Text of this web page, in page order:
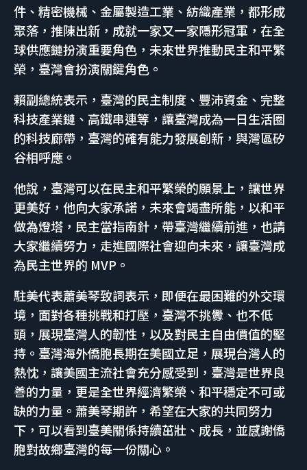
件、精密機械、金屬製造工業、紡織產業，都形成
聚落，推陳出新，成就一家又一家隱形冠軍，在全
球供應鏈扮演重要角色，未來世界推動民主和平繁
榮，臺灣會扮演關鍵角色。
賴副總統表示，臺灣的民主制度、豐沛資金、完整
科技產業鏈、高鐵串連等，讓臺灣成為一日生活圈
的科技廊帶，臺灣的確有能力發展創新，與灣區矽
谷相呼應。
他說，臺灣可以在民主和平繁榮的願景上，讓世界
更美好，他向大家承諾，未來會竭盡所能，以和平
做為燈塔，民主當指南針，帶臺灣繼續前進，也請
大家繼續努力，走進國際社會迎向未來，讓臺灣成
為民主世界的 MVP。
駐美代表蕭美琴致詞表示，即便在最困難的外交環
境，面對各種挑戰和打壓，臺灣不挑釁、也不低
頭，展現臺灣人的韌性，以及對民主自由價值的堅
持。臺灣海外僑胞長期在美國立足，展現台灣人的
熱忱，讓美國主流社會充分感受到，臺灣是世界良
善的力量，更是全世界經濟繁榮、和平穩定不可或
缺的力量。蕭美琴期許，希望在大家的共同努力
下，可以看到臺美關係持續茁壯、成長，並感謝僑
胞對故鄉臺灣的每一份關心。